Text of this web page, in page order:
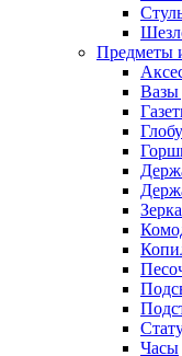
Предметы
Вазы
Часы